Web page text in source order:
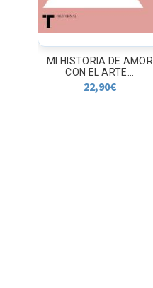
MI HISTORIA DE AMOR
CON EL ARTE...
22,90€